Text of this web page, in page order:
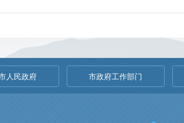
人民政府 市政府工作部门